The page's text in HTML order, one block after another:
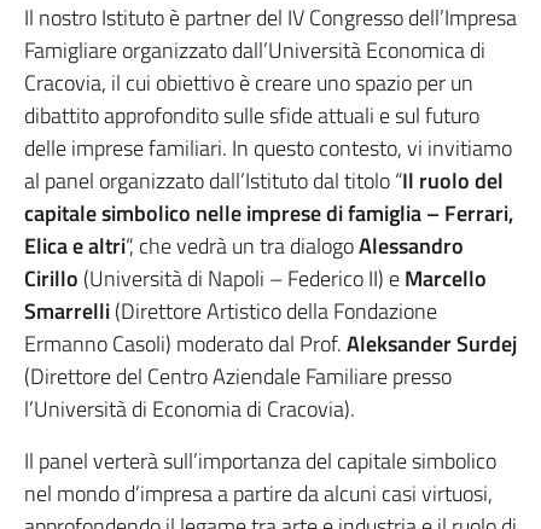
Il nostro Istituto è partner del IV Congresso dell’Impresa
Famigliare organizzato dall’Università Economica di
Cracovia, il cui obiettivo è creare uno spazio per un
dibattito approfondito sulle sfide attuali e sul futuro
delle imprese familiari. In questo contesto, vi invitiamo
al panel organizzato dall’Istituto dal titolo “Il ruolo del
capitale simbolico nelle imprese di famiglia – Ferrari,
Elica e altri“, che vedrà un tra dialogoAlessandro
Cirillo (Università di Napoli – Federico II) eMarcello
Smarrelli(Direttore Artistico della Fondazione
Ermanno Casoli) moderato dal Prof.Aleksander Surdej
(Direttore del Centro Aziendale Familiare presso
l’Università di Economia di Cracovia).
Il panel verterà sull’importanza del capitale simbolico
nel mondo d’impresa a partire da alcuni casi virtuosi,